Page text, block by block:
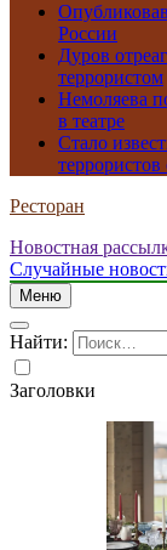
России
Дуров
террористом
Немоляева
в театре
Стало
террористов
Ресторан
Новостная
Случайные
Меню
Найти:
Заголовки